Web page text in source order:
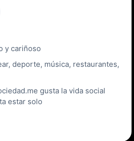
y cariñoso
deporte, música, restaurantes,
gusta la vida social
estar solo